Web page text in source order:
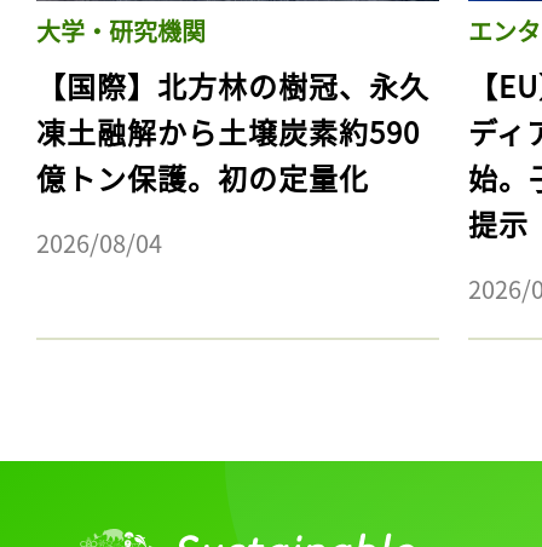
大学・研究機関
【国際】北方林の樹冠、永久
凍土融解から土壌炭素約590
億トン保護。初の定量化
2026/08/04
エン
【
ディ
始。
提示
2026/